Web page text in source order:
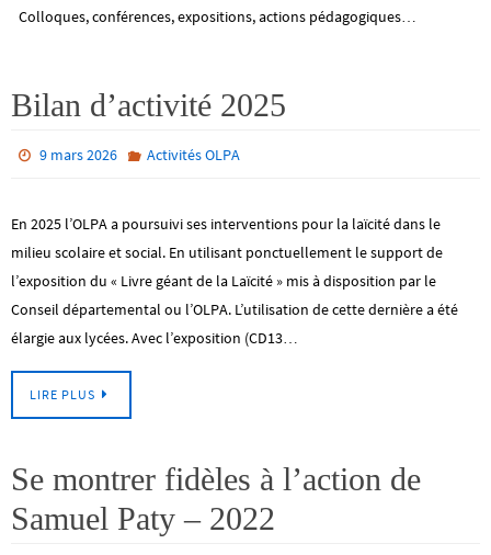
Colloques, conférences, expositions, actions pédagogiques…
Bilan d’activité 2025
9 mars 2026 Activités OLPA
En 2025 l’OLPA a poursuivi ses interventions pour la laïcité dans le
milieu scolaire et social. En utilisant ponctuellement le support de
l’exposition du « Livre géant de la Laïcité » mis à disposition par le
Conseil départemental ou l’OLPA. L’utilisation de cette dernière a été
élargie aux lycées. Avec l’exposition (CD13…
LIRE PLUS
Se montrer fidèles à l’action de
Samuel Paty – 2022